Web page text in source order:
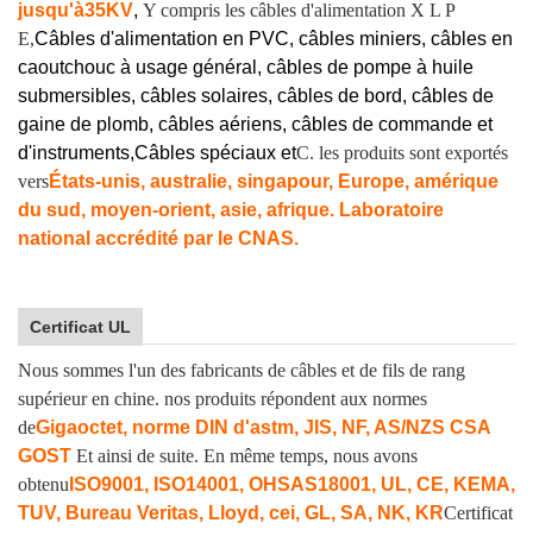
jusqu'à35KV, Y compris les câbles d'alimentation X L P
E,Câbles d'alimentation en PVC, câbles miniers, câbles en
caoutchouc à usage général, câbles de pompe à huile
submersibles, câbles solaires, câbles de bord, câbles de
gaine de plomb, câbles aériens, câbles de commande et
d'instruments,Câbles spéciaux etC. les produits sont exportés
versÉtats-unis, australie, singapour, Europe, amérique
du sud, moyen-orient, asie, afrique. Laboratoire
national accrédité par le CNAS.
Certificat UL
Nous sommes l'un des fabricants de câbles et de fils de rang
supérieur en chine. nos produits répondent aux normes
deGigaoctet, norme DIN d'astm, JIS, NF, AS/NZS CSA
GOST Et ainsi de suite. En même temps, nous avons
obtenu ISO9001, ISO14001, OHSAS18001, UL, CE, KEMA,
TUV, Bureau Veritas, Lloyd, cei, GL, SA, NK, KRCertificat